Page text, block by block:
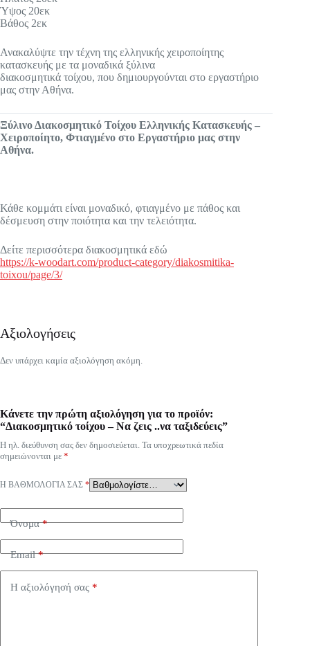
Ύψος 20εκ
Βάθος 2εκ
Ανακαλύψτε την τέχνη της ελληνικής χειροποίητης
κατασκευής με τα μοναδικά ξύλινα
διακοσμητικά τοίχου, που δημιουργούνται στο εργαστήριο
μας στην Αθήνα.
Ξύλινο Διακοσμητικό Τοίχου Ελληνικής Κατασκευής –
Χειροποίητο, Φτιαγμένο στο Εργαστήριο μας στην
Αθήνα.
Κάθε κομμάτι είναι μοναδικό, φτιαγμένο με πάθος και
δέσμευση στην ποιότητα και την τελειότητα.
Δείτε περισσότερα διακοσμητικά εδώ
https://k-woodart.com/product-category/diakosmitika-
toixou/page/3/
Αξιολογήσεις
Δεν υπάρχει καμία αξιολόγηση ακόμη.
Κάνετε την πρώτη αξιολόγηση για το προϊόν:
“Διακοσμητικό τοίχου – Να ζεις ..να ταξιδεύεις”
Η ηλ. διεύθυνση σας δεν δημοσιεύεται. Τα υποχρεωτικά πεδία
σημειώνονται με *
Η ΒΑΘΜΟΛΟΓΊΑ ΣΑΣ *
Όνομα*
Email*
Η αξιολόγησή σας *